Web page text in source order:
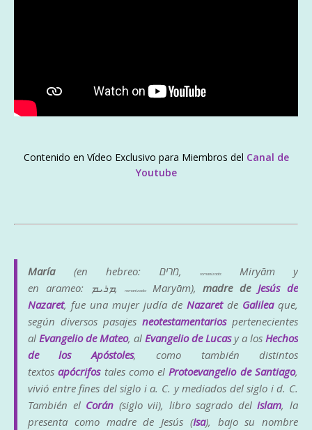
Contenido en Vídeo Exclusivo para Miembros del Canal de
Youtube
María(en hebreo: מרים‎, romanizado: Miryām y
en arameo:
ܡܪܝܡ‎‎, romanizado: Maryām),madre de Jesús de
Nazaret, fue una mujer judía de Nazaretde Galileaque,
según diversos pasajes neotestamentariospertenecientes
al Evangelio de Mateo, al Evangelio de Lucasy a los Hechos
de los Apóstoles, como también distintos
textosapócrifostales como el Protoevangelio de Santiago,
vivió entre fines del siglo i a. C. y mediados del siglo i d. C.
También el Corán (siglo vii), libro sagrado delislam, la
presenta como madre de Jesús (Isa), bajo su nombre